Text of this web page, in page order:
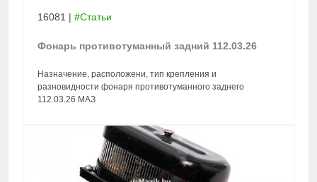
16081 | #Статьи
Фонарь противотуманный задний 112.03.26
Назначение, расположени, тип крепления и
разновидности фонаря противотуманного заднего
112.03.26 МАЗ